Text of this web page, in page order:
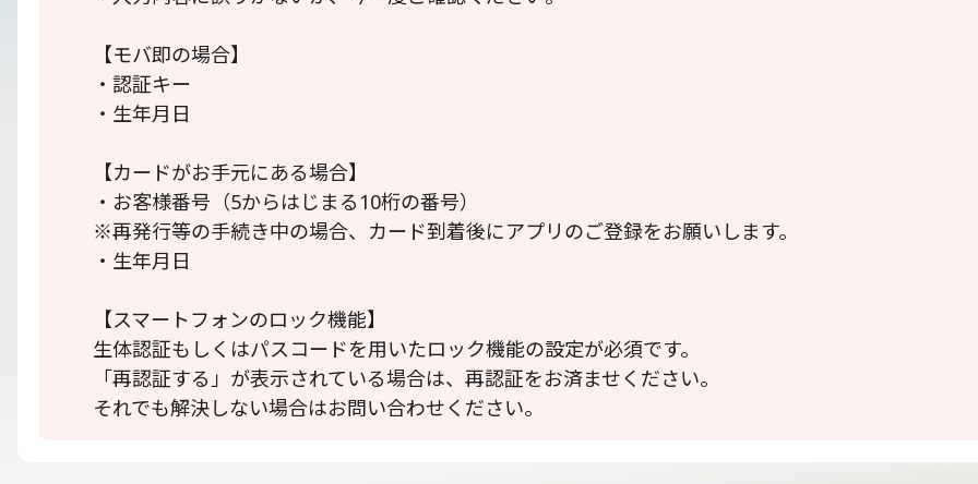
【モバ即の場合】
・認証キー
・生年月日
【カードがお手元にある場合】
・お客様番号（5からはじまる10桁の番号）
※再発行等の手続き中の場合、カード到着後にアプリのご登録をお願いします。
・生年月日
【スマートフォンのロック機能】
生体認証もしくはパスコードを用いたロック機能の設定が必須です。
「再認証する」が表示されている場合は、再認証をお済ませください。
それでも解決しない場合はお問い合わせください。